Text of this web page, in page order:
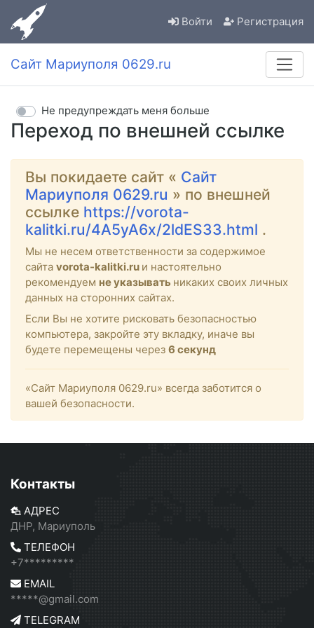
Войти Регистрация
Сайт Мариуполя 0629.ru
Переход по внешней ссылке
Не предупреждать меня больше
Вы покидаете сайт « Сайт
Мариуполя 0629.ru » по внешней
ссылке https://vorota-
kalitki.ru/4A5yA6x/2ldES33.html .
Мы не несем ответственности за содержимое
сайта vorota-kalitki.ru и настоятельно
рекомендуем не указывать никаких своих личных
данных на сторонних сайтах.
Если Вы не хотите рисковать безопасностью
компьютера, закройте эту вкладку, иначе вы
будете перемещены через 6 секунд
«Сайт Мариуполя 0629.ru» всегда заботится о
вашей безопасности.
Контакты
АДРЕС
ДНР, Мариуполь
ТЕЛЕФОН
+7*********
EMAIL
*****@gmail.com
TELEGRAM